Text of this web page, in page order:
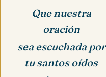
Que nuestra
oración
sea escuchada por
tu santos oídos